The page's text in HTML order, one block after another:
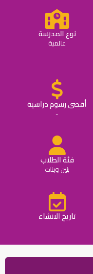
نوع المدرسة
عالمية
أقصى رسوم دراسية
-
فئة الطلاب
بنين وبنات
تاريخ الانشاء